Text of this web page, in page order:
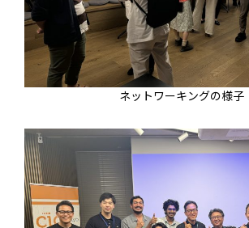
ネットワーキングの様子